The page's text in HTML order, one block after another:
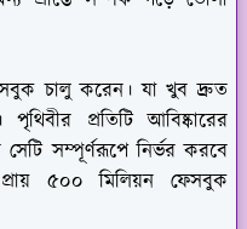
চালু করেন। যা খুব দ্রুত
প্রতিটি আবিষ্কারের
সম্পূর্ণরূপে নির্ভর করবে
প্রায় ৫০০ মিলিয়ন ফেসবুক